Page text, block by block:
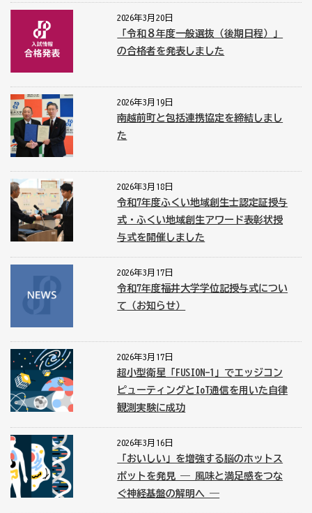
2026年3月20日
「令和８年度一般選抜（後期日程）」
の合格者を発表しました
2026年3月19日
南越前町と包括連携協定を締結しまし
た
2026年3月18日
令和7年度ふくい地域創生士認定証授与
式・ふくい地域創生アワード表彰状授
与式を開催しました
2026年3月17日
令和7年度福井大学学位記授与式につい
て（お知らせ）
2026年3月17日
超小型衛星「FUSION-1」でエッジコン
ピューティングとIoT通信を用いた自律
観測実験に成功
2026年3月16日
「おいしい」を増強する脳のホットス
ポットを発見 ― 風味と満足感をつな
ぐ神経基盤の解明へ ―